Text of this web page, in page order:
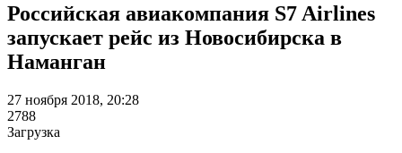
Российская авиакомпания S7 Airlines
запускает рейс из Новосибирска в
Наманган
27 ноября 2018, 20:28
2788
Загрузка